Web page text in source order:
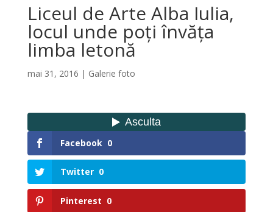
Liceul de Arte Alba Iulia,
locul unde poți învăța
limba letonă
mai 31, 2016 | Galerie foto
Facebook 0
Twitter 0
Pinterest 0